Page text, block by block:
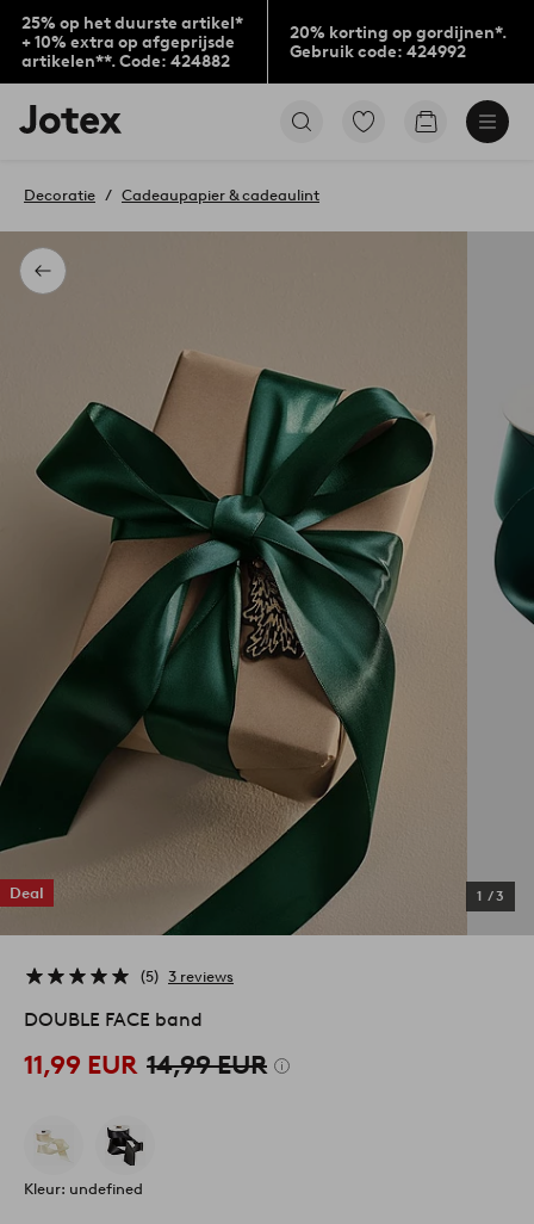
25% op het duurste artikel*
+ 10% extra op afgeprijsde
artikelen**. Code: 424882
20% korting op gordijnen*.
Gebruik code: 424992
Jotex
logo
to
home
page
Ga
Go
Terug
Decoratie Cadeaupapier & cadeaulint
Deal 1 /3
5 3 reviews
DOUBLE FACE band
11,99 EUR 14,99 EUR
Kleur: undefined